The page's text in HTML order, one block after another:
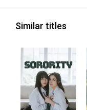
Similar titles